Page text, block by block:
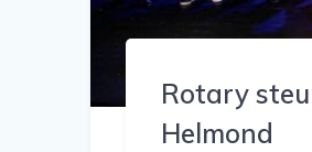
Rotary
Helmond